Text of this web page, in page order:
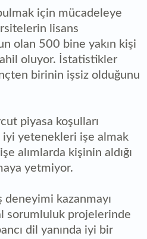
için mücadeleye
lisans
olan 500 bine yakın kişi
oluyor. İstatistikler
birinin işsiz olduğunu
piyasa koşulları
yetenekleri işe almak
alımlarda kişinin aldığı
yetmiyor.
kazanmayı
sorumluluk projelerinde
dil yanında iyi bir